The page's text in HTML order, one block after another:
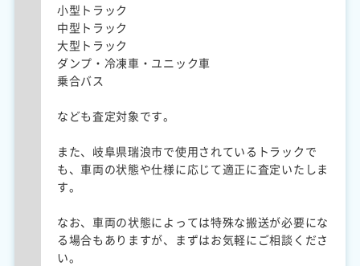
小型トラック
中型トラック
大型トラック
ダンプ・冷凍車・ユニック車
乗合バス
なども査定対象です。
また、岐阜県瑞浪市で使用されているトラックで
も、車両の状態や仕様に応じて適正に査定いたしま
す。
なお、車両の状態によっては特殊な搬送が必要にな
る場合もありますが、まずはお気軽にご相談くださ
い。